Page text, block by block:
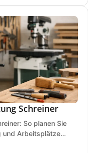
Schreiner
So planen Sie
und Arbeitsplätze